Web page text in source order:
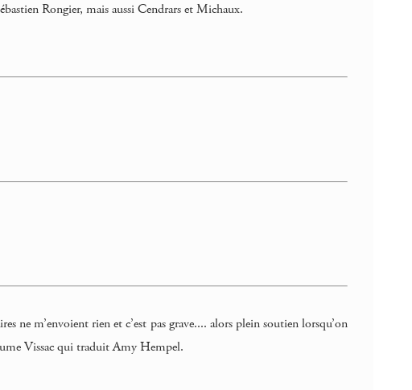
Rongier, mais aussi Cendrars et Michaux.
ne m’envoient rien et c’est pas grave.... alors plein soutien lorsqu’on
Vissac qui traduit Amy Hempel.